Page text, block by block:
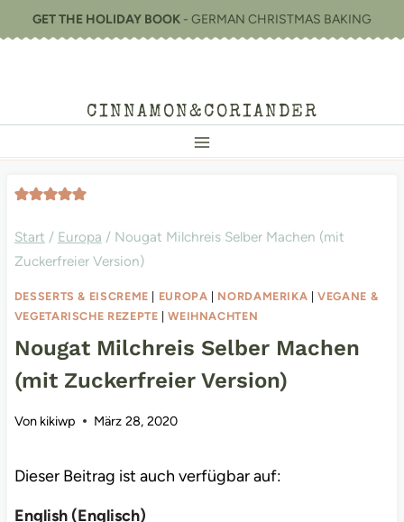
Inhalt
GET THE HOLIDAY BOOK - GERMAN CHRISTMAS BAKING
CINNAMON&CORIANDER
Start / Europa / Nougat Milchreis Selber Machen (mit
Zuckerfreier Version)
DESSERTS & EISCREME EUROPA NORDAMERIKA |VEGANE &
VEGETARISCHE REZEPTE |WEIHNACHTEN
Nougat Milchreis Selber Machen
(mit Zuckerfreier Version)
Von kikiwp März 28, 2020
Dieser Beitrag ist auch verfügbar auf:
English(Englisch)